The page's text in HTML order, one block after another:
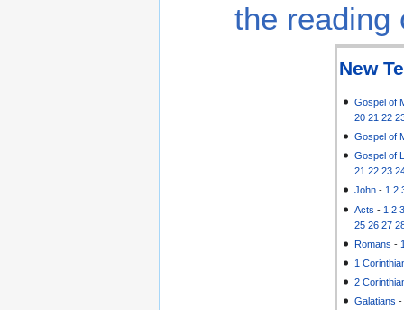
the reading
New
Gospel of
20 21 22
Gospel of
Gospel of
21 22 23
John - 1 2
Acts - 1 2
25 26 27
Romans -
1
2
Galatians